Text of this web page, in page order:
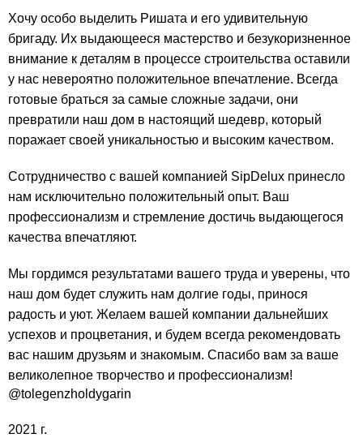
Хочу особо выделить Ришата и его удивительную
бригаду. Их выдающееся мастерство и безукоризненное
внимание к деталям в процессе строительства оставили
у нас невероятно положительное впечатление. Всегда
готовые браться за самые сложные задачи, они
превратили наш дом в настоящий шедевр, который
поражает своей уникальностью и высоким качеством.
Сотрудничество с вашей компанией SipDelux принесло
нам исключительно положительный опыт. Ваш
профессионализм и стремление достичь выдающегося
качества впечатляют.
Мы гордимся результатами вашего труда и уверены, что
наш дом будет служить нам долгие годы, принося
радость и уют. Желаем вашей компании дальнейших
успехов и процветания, и будем всегда рекомендовать
вас нашим друзьям и знакомым. Спасибо вам за ваше
великолепное творчество и профессионализм!
@tolegenzholdygarin
2021 г.